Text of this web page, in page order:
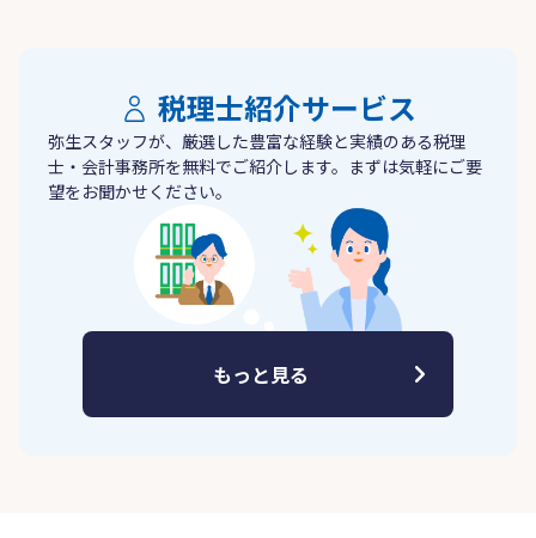
税理士紹介サービス
弥生スタッフが、厳選した豊富な経験と実績のある税理
士・会計事務所を無料でご紹介します。まずは気軽にご要
望をお聞かせください。
もっと見る